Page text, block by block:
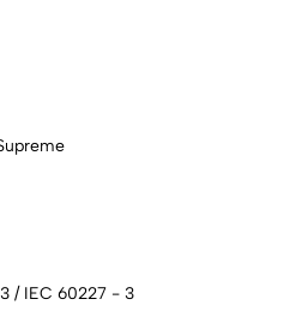
/ IEC 60227 - 3